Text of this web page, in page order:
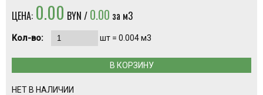
ЦЕНА: 0.00 BYN / 0.00 за м3
Кол-во: шт = 0.004м3
В КОРЗИНУ
НЕТ В НАЛИЧИИ